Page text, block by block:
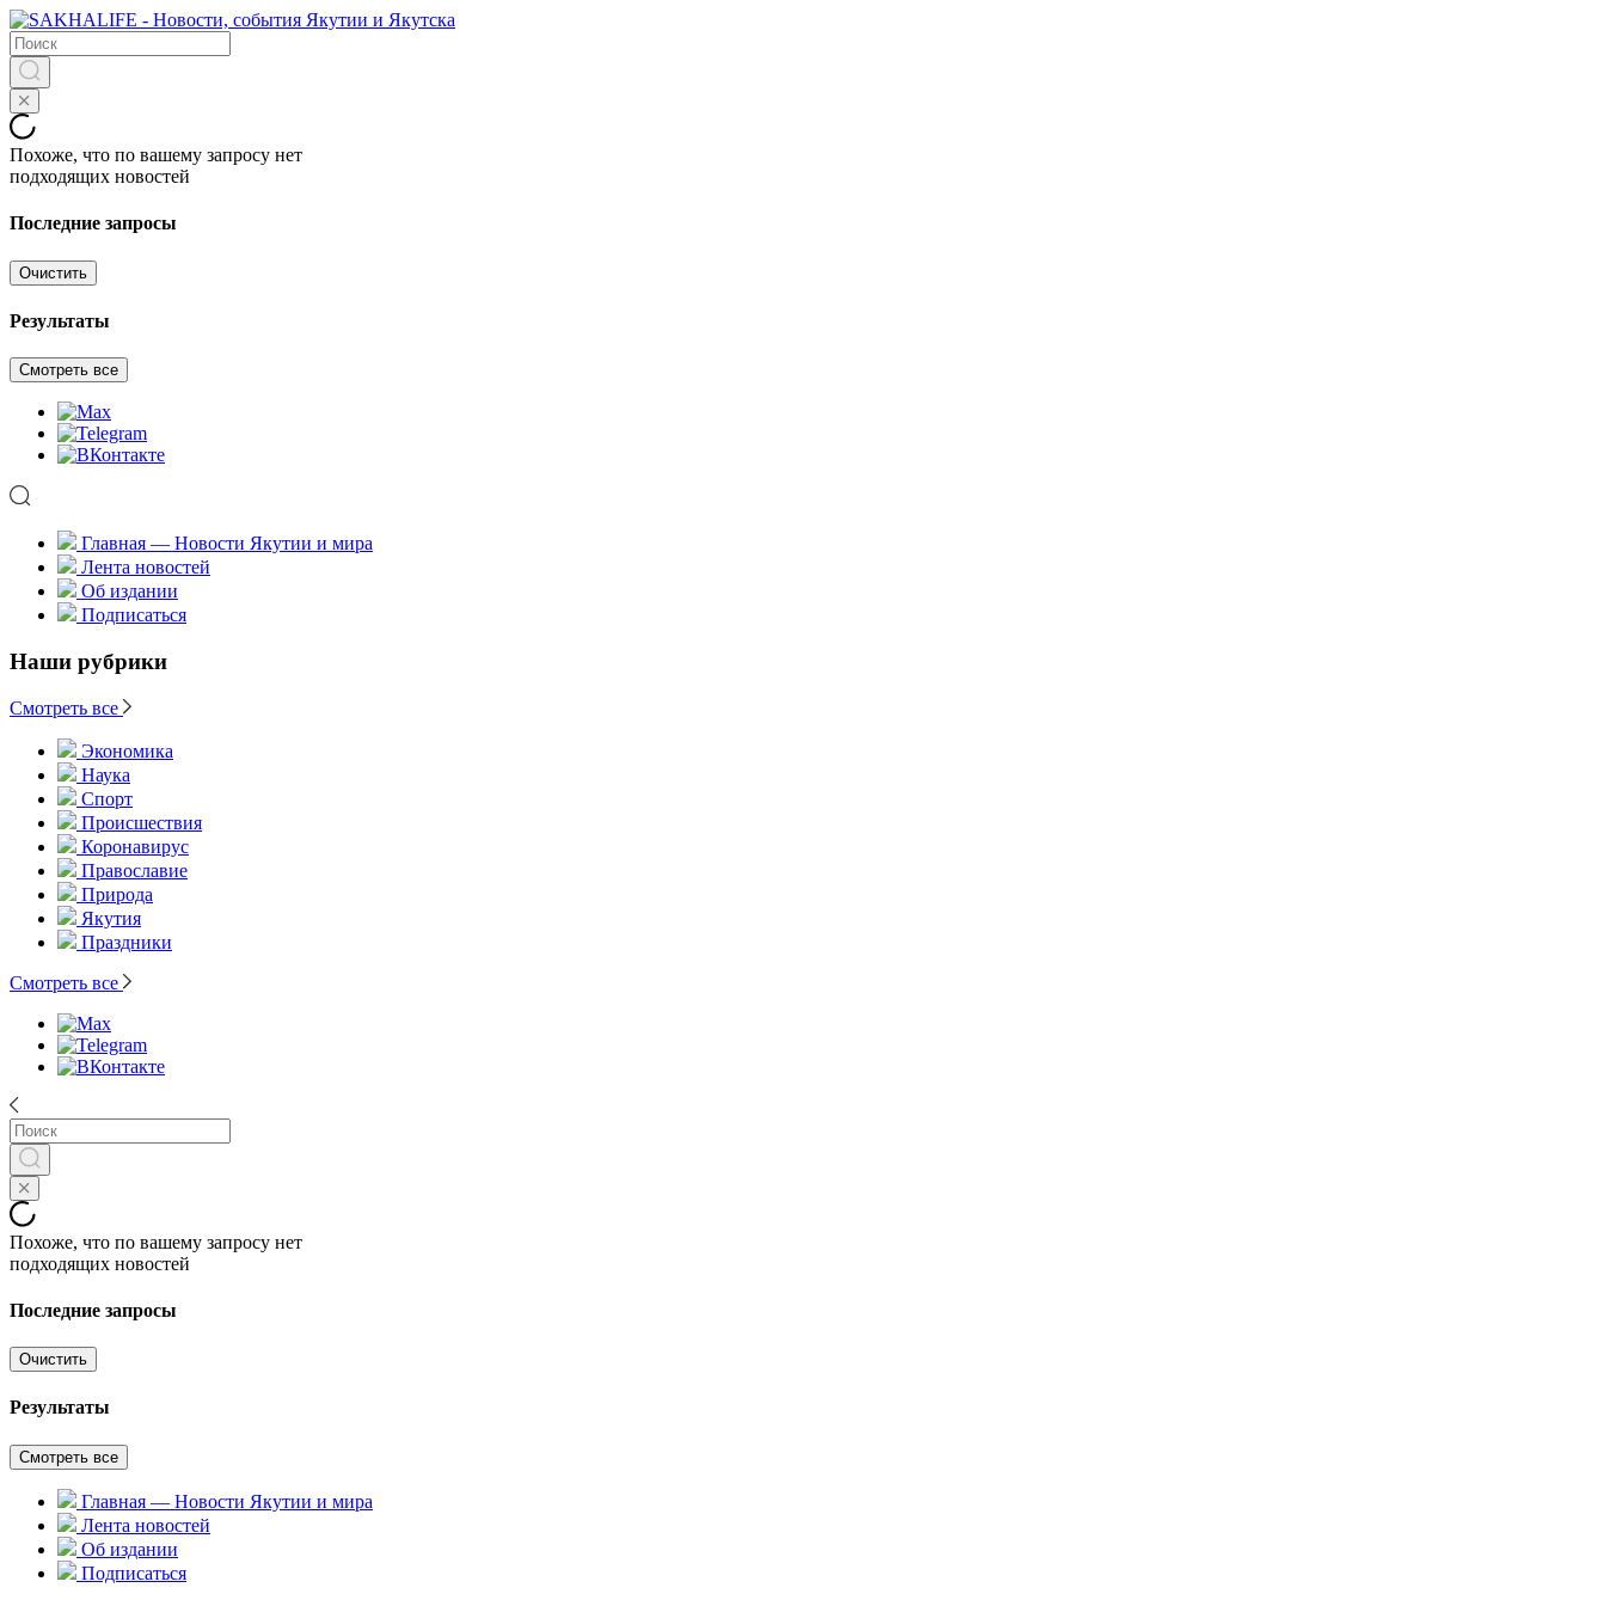
Похоже, что по вашему запросу нет
подходящих новостей
Последние запросы
Очистить
Результаты
Смотреть все
Главная — Новости Якутии и мира
Лента новостей
Об издании
Подписаться
Наши рубрики
Смотреть все
Экономика
Наука
Спорт
Происшествия
Коронавирус
Православие
Природа
Якутия
Праздники
Смотреть все
Похоже, что по вашему запросу нет
подходящих новостей
Последние запросы
Очистить
Результаты
Смотреть все
Главная — Новости Якутии и мира
Лента новостей
Об издании
Подписаться